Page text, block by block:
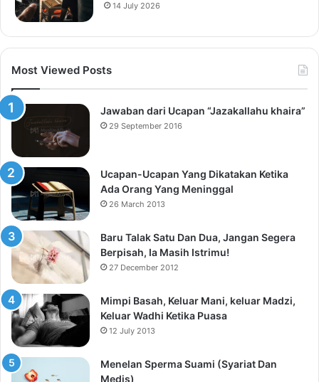
14 July 2026
Most Viewed Posts
Jawaban dari Ucapan “Jazakallahu khaira”
29 September 2016
Ucapan-Ucapan Yang Dikatakan Ketika
Ada Orang Yang Meninggal
26 March 2013
Baru Talak Satu Dan Dua, Jangan Segera
Berpisah, Ia Masih Istrimu!
27 December 2012
Mimpi Basah, Keluar Mani, keluar Madzi,
Keluar Wadhi Ketika Puasa
12 July 2013
Menelan Sperma Suami (Syariat Dan
Medis)